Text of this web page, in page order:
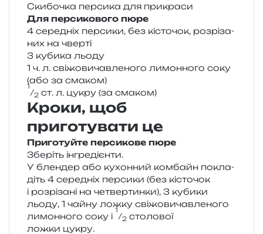
Скибочка пер­си­ка для прикраси
Для пер­си­ко­во­го пюре
4 сере­дніх пер­си­ки, без кісто­чок, роз­рі­за­
них на чверті
3 куби­ка льоду
1 ч. л. сві­жо­ви­чав­ле­но­го лимон­но­го соку
(або за смаком)
1
⁄2 ст. л. цукру (за смаком)
Кроки, щоб
приготувати це
Приготуйте пер­си­ко­ве пюре
Зберіть інгре­ді­єн­ти.
У блен­дер або кухон­ний ком­байн покла­
діть 4 сере­дніх пер­си­ки (без кісто­чок
і роз­рі­за­ні на четвер­тин­ки), 3 куби­ки
льоду, 1 чайну ложку сві­жо­ви­чав­ле­но­го
лимон­но­го соку і
1
⁄2 сто­ло­вої
ложки цукру.